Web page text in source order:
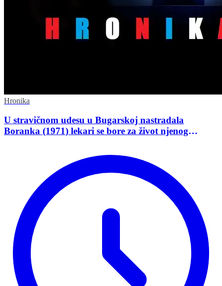
Hronika
U stravičnom udesu u Bugarskoj nastradala
Boranka (1971) lekari se bore za život njenog